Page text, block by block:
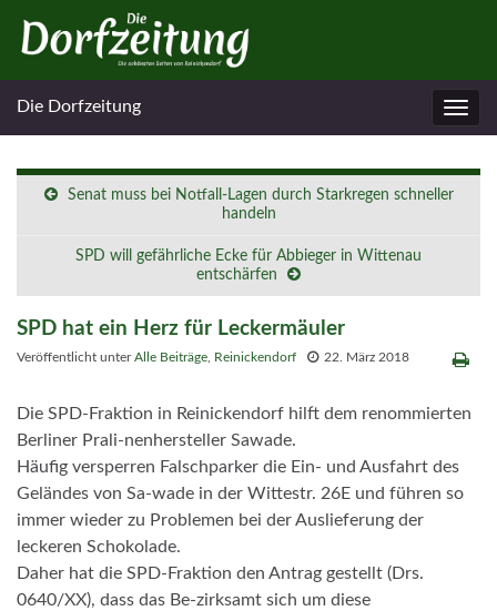
Die Dorfzeitung
Senat muss bei Notfall-Lagen durch Starkregen schneller
handeln
SPD will gefährliche Ecke für Abbieger in Wittenau
entschärfen
SPD hat ein Herz für Leckermäuler
Veröffentlicht unterAlle Beiträge Reinickendorf 22. März 2018
Die SPD-Fraktion in Reinickendorf hilft dem renommierten
Berliner Prali-nenhersteller Sawade.
Häufig versperren Falschparker die Ein- und Ausfahrt des
Geländes von Sa-wade in der Wittestr. 26E und führen so
immer wieder zu Problemen bei der Auslieferung der
leckeren Schokolade.
Daher hat die SPD-Fraktion den Antrag gestellt (Drs.
0640/XX), dass das Be-zirksamt sich um diese